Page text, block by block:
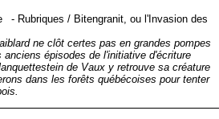
- Rubriques / Bitengranit, ou l'Invasion des
ne clôt certes pas en grandes pompes
anciens épisodes de l'initiative d'écriture
de Vaux y retrouve sa créature
dans les forêts québécoises pour tenter